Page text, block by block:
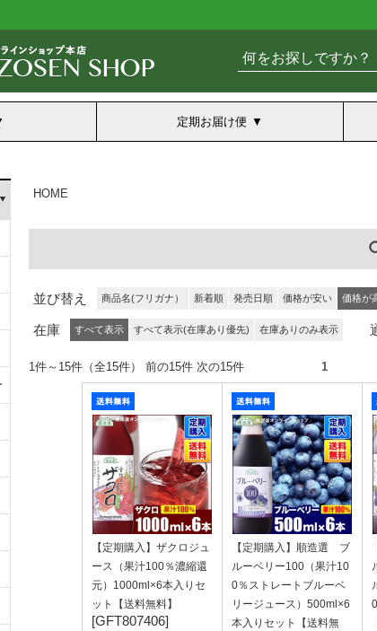
定期お届け便
HOME
並び替え 商品名(フリガナ） 新着順 発売日順 価格が安い 価格が
在庫 すべて表示 すべて表示(在庫あり優先) 在庫ありのみ表示
1件～15件（全15件） 前の15件 次の15件 1
【定期購入】ザクロジュ
ース（果汁100％濃縮還
元）1000ml×6本入りセ
ット【送料無料】
[GFT807406]
【定期購入】順造選 ブ
ルーベリー100（果汁10
0％ストレートブルーベ
リージュース）500ml×6
本入りセット【送料無